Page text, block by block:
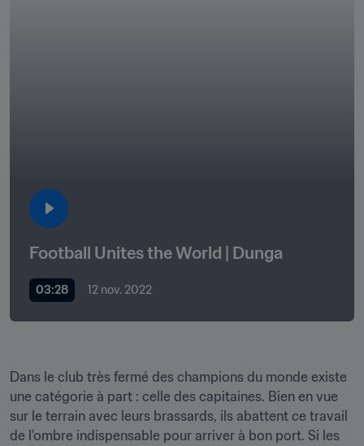
Football Unites the World | Dunga
03:28 12 nov. 2022
Dans le club très fermé des champions du monde existe
une catégorie à part : celle des capitaines. Bien en vue
sur le terrain avec leurs brassards, ils abattent ce travail
de l'ombre indispensable pour arriver à bon port. Si les